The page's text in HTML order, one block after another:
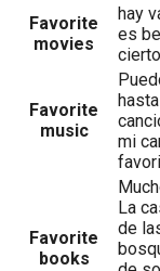
Favorite
movies
hay
es
Favorite
music
mi
Favorite
books
La
de